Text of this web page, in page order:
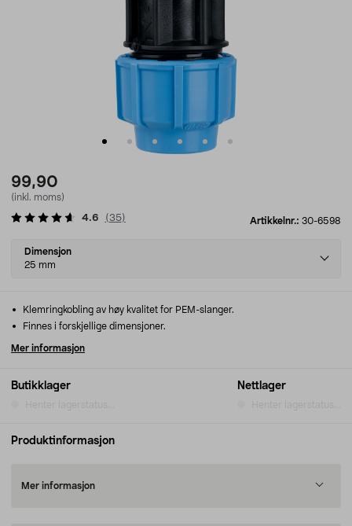
99,90
(inkl. moms)
Artikkelnr.: 30-6598
4.6 (35)
Select
variant
Dimensjon
25 mm
Butikklager Nettlager
Klemringkobling av høy kvalitet for PEM-slanger.
Finnes i forskjellige dimensjoner.
Mer informasjon
Produktinformasjon
Mer informasjon